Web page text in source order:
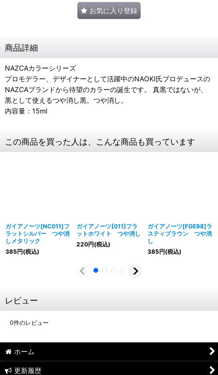
お気に入り登録
商品詳細
NAZCAカラーシリーズ
プロモデラー、デザイナーとして活躍中のNAOKI氏プロデュースの
NAZCAブランドから待望のカラーの誕生です。 真黒ではないが、
黒として使えるつや消し黒。つや消し。
内容量：15ml
この商品を買った人は、こんな商品も買っています
ガイアノーツ[NC011]フ
ラットシルバー つや消
しメタリック
385円(税込)
ガイアノーツ[011]フラ
ットホワイト つや消し
220円(税込)
ガイアノーツ[FGE98]ラ
スティブラウン つや消
し
385円(税込)
レビュー
0件のレビュー
ホーム
更新履歴